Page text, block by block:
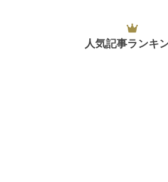
人気記事ランキ